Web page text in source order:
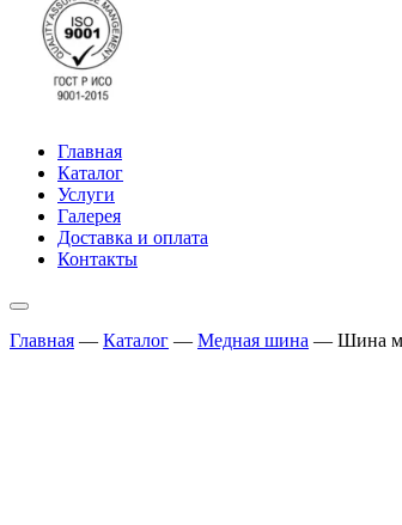
Главная
Каталог
Услуги
Галерея
Доставка и оплата
Контакты
Главная — Каталог — Медная шина — Шина